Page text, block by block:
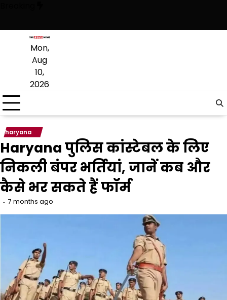
content
Mon,
Aug
10,
2026
haryana
Haryana पुलिस कांस्टेबल के लिए
निकली बंपर भर्तियां, जानें कब और
कैसे भर सकते हैं फॉर्म
7 months ago